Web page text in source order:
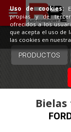
PRODUCTOS
Uso de cookies:
propias y de
ofrecidos a los
que acepta el uso de
las cookies en